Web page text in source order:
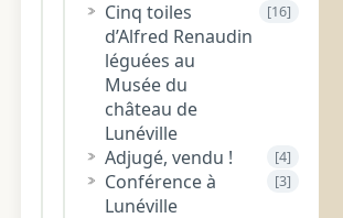
Cinq toiles
d’Alfred Renaudin
léguées au
Musée du
château de
Lunéville
[16]
Adjugé, vendu ! [4]
Conférence à
Lunéville
[3]